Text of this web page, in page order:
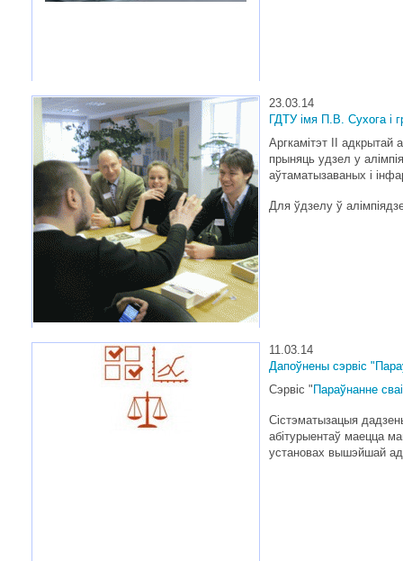
23.03.14
ГДТУ імя П.В. Сухога і
Аргкамітэт II адкрытай
прыняць удзел у
аўтаматызаваных і
Для ўдзелу ў
11.03.14
Дапоўнены сэрвіс
Сэрвіс " Параўнанне
Сістэматызацыя
абітурыентаў маецца
установах вышэйшай